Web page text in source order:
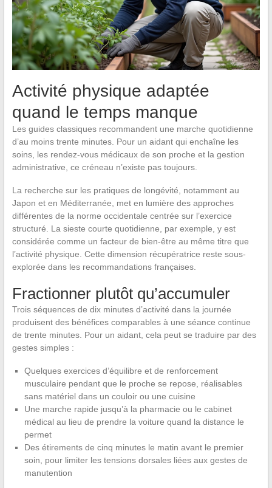
Activité physique adaptée
quand le temps manque
Les guides classiques recommandent une marche quotidienne
d’au moins trente minutes. Pour un aidant qui enchaîne les
soins, les rendez-vous médicaux de son proche et la gestion
administrative, ce créneau n’existe pas toujours.
La recherche sur les pratiques de longévité, notamment au
Japon et en Méditerranée, met en lumière des approches
différentes de la norme occidentale centrée sur l’exercice
structuré. La sieste courte quotidienne, par exemple, y est
considérée comme un facteur de bien-être au même titre que
l’activité physique. Cette dimension récupératrice reste sous-
explorée dans les recommandations françaises.
Fractionner plutôt qu’accumuler
Trois séquences de dix minutes d’activité dans la journée
produisent des bénéfices comparables à une séance continue
de trente minutes. Pour un aidant, cela peut se traduire par des
gestes simples :
Quelques exercices d’équilibre et de renforcement
musculaire pendant que le proche se repose, réalisables
sans matériel dans un couloir ou une cuisine
Une marche rapide jusqu’à la pharmacie ou le cabinet
médical au lieu de prendre la voiture quand la distance le
permet
Des étirements de cinq minutes le matin avant le premier
soin, pour limiter les tensions dorsales liées aux gestes de
manutention